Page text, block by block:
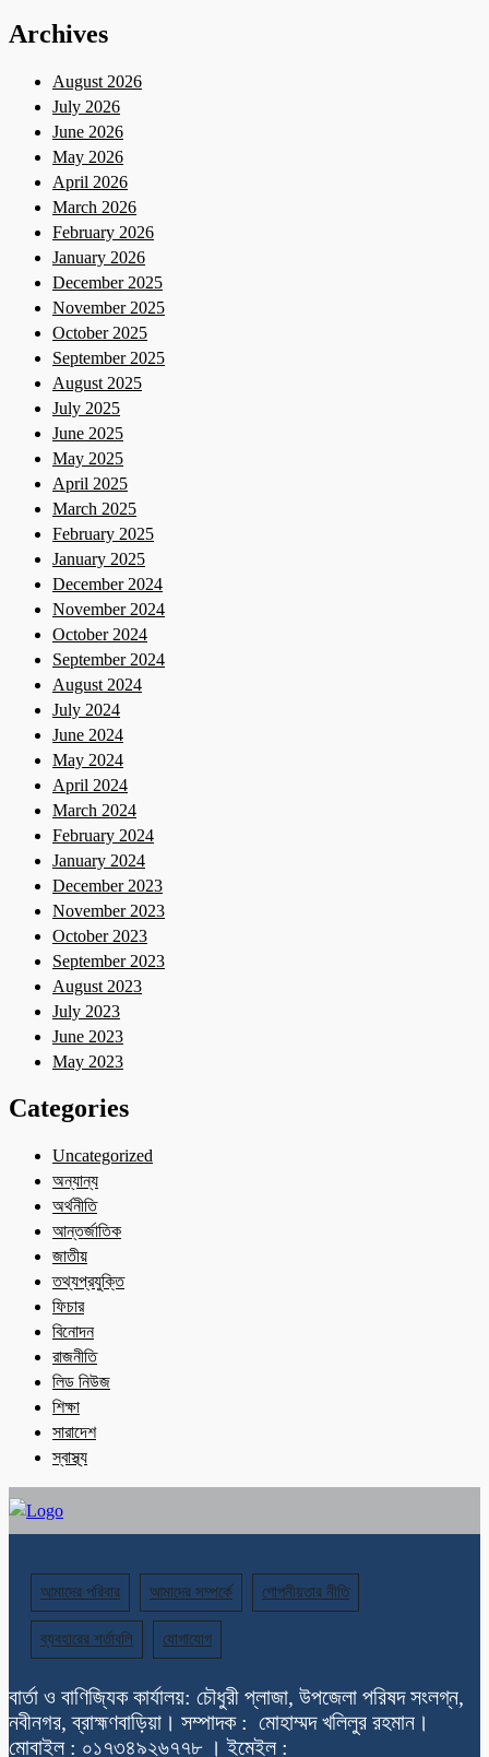
Archives
August 2026
July 2026
June 2026
May 2026
April 2026
March 2026
February 2026
January 2026
December 2025
November 2025
October 2025
September 2025
August 2025
July 2025
June 2025
May 2025
April 2025
March 2025
February 2025
January 2025
December 2024
November 2024
October 2024
September 2024
August 2024
July 2024
June 2024
May 2024
April 2024
March 2024
February 2024
January 2024
December 2023
November 2023
October 2023
September 2023
August 2023
July 2023
June 2023
May 2023
Categories
Uncategorized
অন্যান্য
অর্থনীতি
আন্তর্জাতিক
জাতীয়
তথ্যপ্রযুক্তি
ফিচার
বিনোদন
রাজনীতি
লিড নিউজ
শিক্ষা
সারাদেশ
স্বাস্থ্য
আমাদের পরিবার আমাদের সম্পর্কে গোপনীয়তার নীতি
ব্যবহারের শর্তাবলি যোগাযোগ
বার্তা ও বাণিজ্যিক কার্যালয়: চৌধুরী প্লাজা, উপজেলা পরিষদ সংলগ্ন,
নবীনগর, ব্রাহ্মণবাড়িয়া। সম্পাদক : মোহাম্মদ খলিলুর রহমান।
মোবাইল : ০১৭৩৪৯২৬৭৭৮ । ইমেইল :